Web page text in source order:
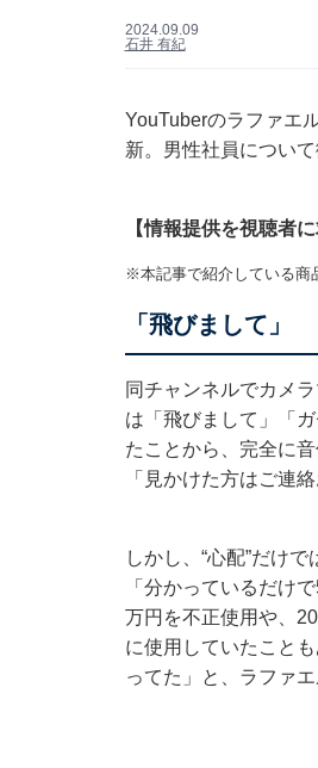
2024.09.09
石井 有紀
YouTuberのラファエ
新。男性社員につい
【情報提供を視聴者
※本記事で紹介している商
「飛びまして」
同チャンネルでカメ
は「飛びまして」「
たことから、完全に
「見かけた方はご連
しかし、“心配”だけ
「分かっているだけ
万円を不正使用や、
に使用していたこと
ってた」と、ラファ